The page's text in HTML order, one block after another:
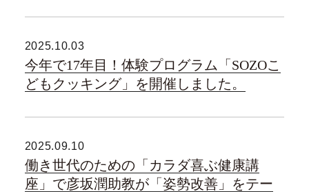
2025.10.03
今年で17年目！体験プログラム「SOZOこ
どもクッキング」を開催しました。
2025.09.10
働き世代のための「カラダ喜ぶ健康講
座」で彦坂潤助教が「姿勢改善」をテー